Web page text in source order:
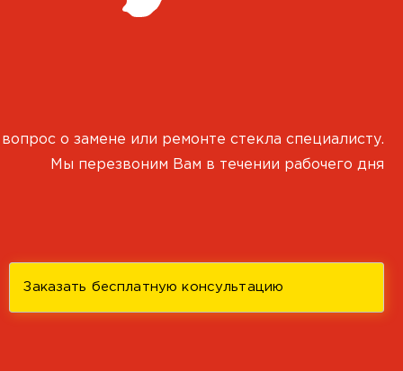
о замене или ремонте стекла специалисту.
Мы перезвоним Вам в течении рабочего дня